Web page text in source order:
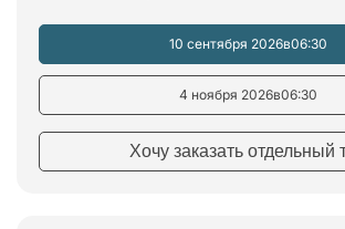
10 сентября 2026в06:30
4 ноября 2026в06:30
Хочу заказать отдельный